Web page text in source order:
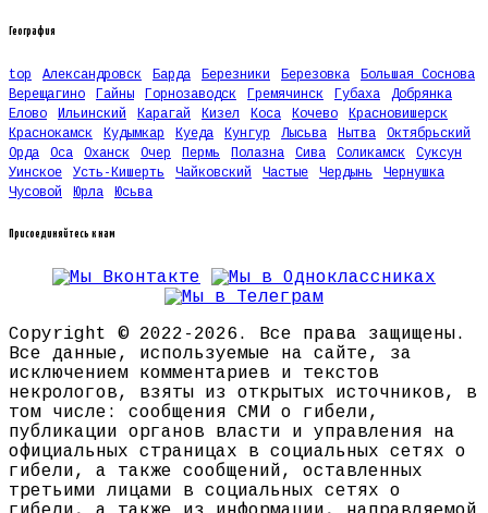
География
top Александровск Барда Березники Березовка
Большая Соснова
Верещагино
Гайны Горнозаводск Гремячинск Губаха
Добрянка
Елово
Ильинский Карагай Кизел Коса Кочево
Красновишерск
Краснокамск
Кудымкар Куеда Кунгур Лысьва Нытва
Октябрьский
Орда
Оса Оханск Очер Пермь Полазна Сива Соликамск
Суксун
Уинское
Усть-Кишерть Чайковский Частые Чердынь
Чернушка
Чусовой
Юрла Юсьва
Присоединяйтесь к нам
Copyright © 2022-2026. Все права защищены.
Все данные, используемые на сайте, за
исключением комментариев и текстов
некрологов, взяты из открытых источников, в
том числе: сообщения СМИ о гибели,
публикации органов власти и управления на
официальных страницах в социальных сетях о
гибели, а также сообщений, оставленных
третьими лицами в социальных сетях о